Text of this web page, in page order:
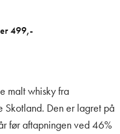
499,-
malt whisky fra
Den er lagret på
før aftapningen ved 46%